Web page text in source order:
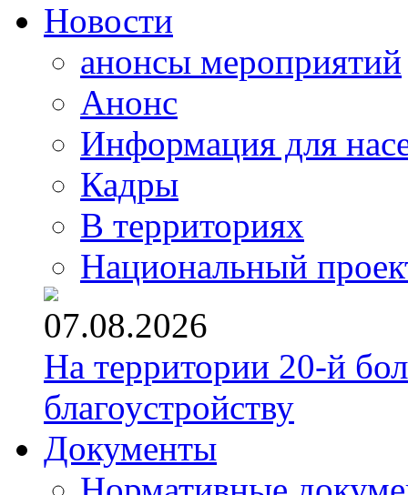
Новости
анонсы мероприятий
Анонс
Информация для
Кадры
В территориях
Национальный
07.08.2026
На территории 20-й
благоустройству
Документы